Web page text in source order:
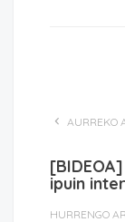
AURREKO
ipuin
HURRENGO